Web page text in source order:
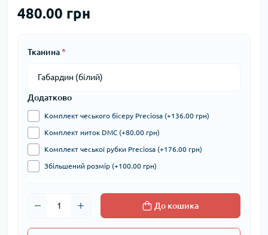
480.00 грн
Тканина*
Додатково
Комплект чеського бісеру Preciosa (+136.00 грн)
Комплект ниток DMC (+80.00 грн)
Комплект чеської рубки Preciosa (+176.00 грн)
Збільшений розмір (+100.00 грн)
До кошика